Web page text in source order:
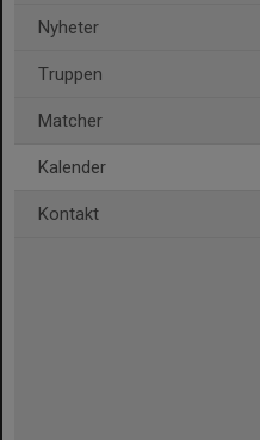
Nyheter
Truppen
Matcher
Kalender
Kontakt